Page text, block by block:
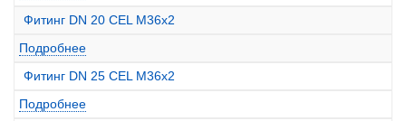
Фитинг DN 20 CEL M36x2
Подробнее
Фитинг DN 25 CEL M36x2
Подробнее